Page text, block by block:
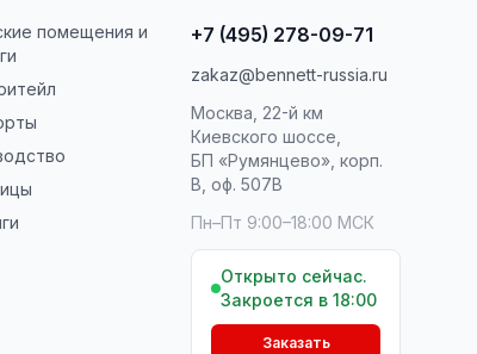
помещения и
+7 (495) 278-09-71
zakaz@bennett-russia.ru
Москва, 22-й км
Киевского шоссе,
БП «Румянцево», корп.
В, оф. 507В
Пн–Пт 9:00–18:00 МСК
Открыто сейчас.
Закроется в 18:00
Заказать